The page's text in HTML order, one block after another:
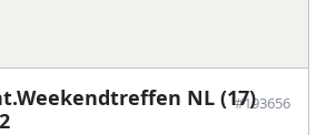
NL (17)#193656